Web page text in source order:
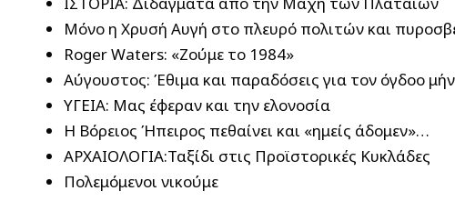
Μόνο η Χρυσή Αυγή στο πλευρό πολιτών και
Roger Waters: «Ζούμε το 1984»
Aύγουστος: Έθιμα και παραδόσεις για τον όγδοο
ΥΓΕΙΑ: Μας έφεραν και την ελονοσία
Η Βόρειος Ήπειρος πεθαίνει και «ημείς άδομεν»…
ΑΡΧΑΙΟΛΟΓΙΑ:Ταξίδι στις Προϊστορικές Κυκλάδες
Πολεμόμενοι νικούμε